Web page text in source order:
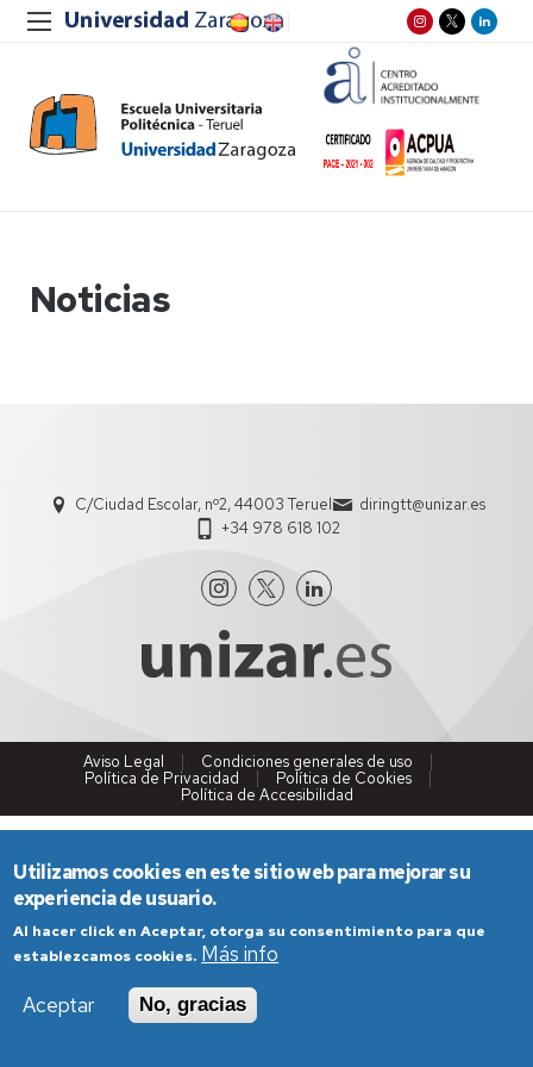
Noticias
C/Ciudad Escolar, nº2, 44003 Teruel
diringtt@unizar.es
+34 978 618 102
Aviso Legal
Condiciones generales de uso
Política de Privacidad
Política de Cookies
Política de Accesibilidad
Utilizamos cookies en este sitio web para mejorar su
experiencia de usuario.
Al hacer click en Aceptar, otorga su consentimiento para que
establezcamos cookies. Más info
Aceptar
No, gracias